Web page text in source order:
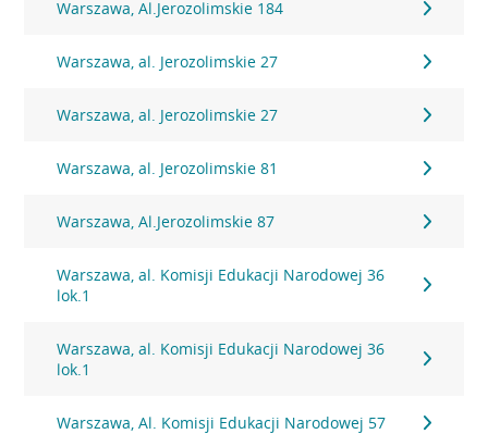
Warszawa, Al.Jerozolimskie 184
Warszawa, al. Jerozolimskie 27
Warszawa, al. Jerozolimskie 27
Warszawa, al. Jerozolimskie 81
Warszawa, Al.Jerozolimskie 87
Warszawa, al. Komisji Edukacji Narodowej 36
lok.1
Warszawa, al. Komisji Edukacji Narodowej 36
lok.1
Warszawa, Al. Komisji Edukacji Narodowej 57